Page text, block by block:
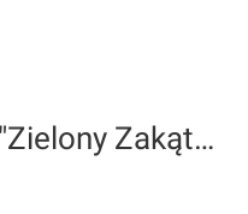
[Wrocław] Osiedle "Zielony Zakątek", ul. Asfaltowa